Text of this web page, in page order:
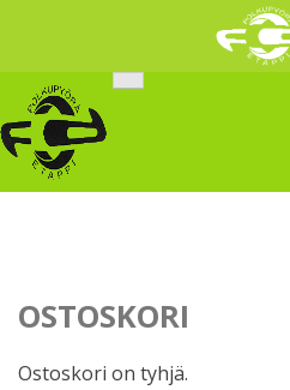
content
OSTOSKORI
Ostoskori on tyhjä.